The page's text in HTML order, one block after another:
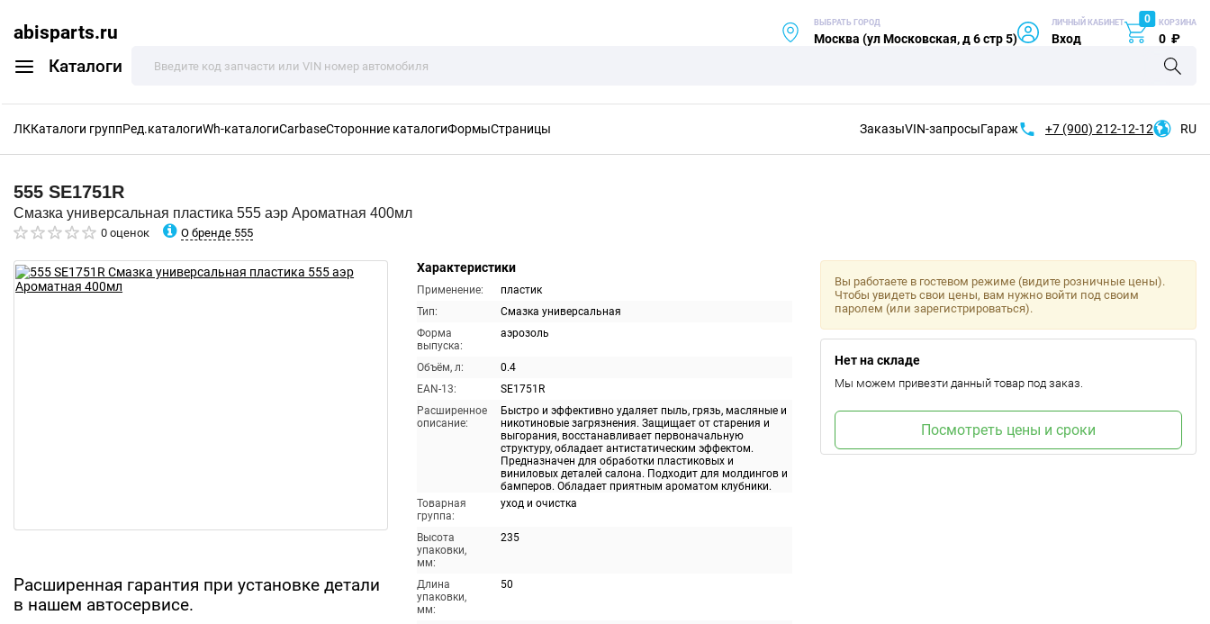
abisparts.ru
Каталоги
ВЫБРАТЬ ГОРОД
Москва (ул Московская, д 6 стр 5)
ЛИЧНЫЙ КАБИНЕТ
Вход
0 КОРЗИНА
0 ₽
ЛККаталоги группРед.каталогиWh-каталогиCarbaseСторонние каталогиФормыСтраницы ЗаказыVIN-запросыГараж +7 (900) 212-12-12 RU
555 SE1751R
Смазка универсальная пластика 555 аэр Ароматная 400мл
0 оценок О бренде 555
Расширенная гарантия при установке детали
в нашем автосервисе.
Характеристики
Применение:
пластик
Тип:
Смазка универсальная
Форма
выпуска:
аэрозоль
Объём, л:
0.4
EAN-13:
SE1751R
Расширенное
описание:
Быстро и эффективно удаляет пыль, грязь, масляные и
никотиновые загрязнения. Защищает от старения и
выгорания, восстанавливает первоначальную
структуру, обладает антистатическим эффектом.
Предназначен для обработки пластиковых и
виниловых деталей салона. Подходит для молдингов и
бамперов. Обладает приятным ароматом клубники.
Товарная
группа:
уход и очистка
Высота
упаковки,
мм:
235
Длина
упаковки,
мм:
50
Вы работаете в гостевом режиме (видите розничные цены).
Чтобы увидеть свои цены, вам нужно войти под своим
паролем (или зарегистрироваться).
Нет на складе
Мы можем привезти данный товар под заказ.
Посмотреть цены и сроки